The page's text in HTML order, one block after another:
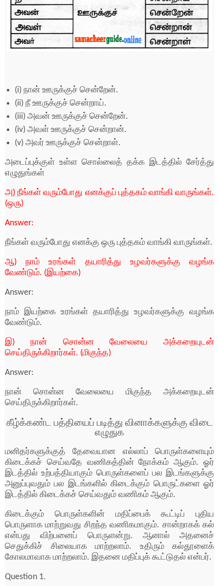
(i) நான் ஊருக்குச் சென்றேன்.
(ii) நீ ஊருக்குச் சென்றாய்.
(iii) அவன் ஊருக்குச் சென்றேன்.
(iv) அவள் ஊருக்குச் சென்றான்.
(v) அவர் ஊருக்குச் சென்றாள்.
அடைப்புக்குள் உள்ள சொல்லைத் தக்க இடத்தில் சேர்த்து
எழுதுங்கள்
அ) நீங்கள் வரும்போது எனக்குப் புத்தகம் வாங்கி வாருங்கள்.
(ஒரு)
Answer:
நீங்கள் வரும்போது எனக்கு ஒரு புத்தகம் வாங்கி வாருங்கள்.
ஆ) நாம் உரங்கள் தயாரித்து உழவர்களுக்கு வழங்க
வேண்டும். (இயற்கை)
Answer:
நாம் இயற்கை உரங்கள் தயாரித்து உழவர்களுக்கு வழங்க
வேண்டும்.
இ) நான் சொன்ன வேலையை அக்கறையுடன்
செய்திருக்கிறார்கள். (மிகுந்த)
Answer:
நான் சொன்ன வேலையை மிகுந்த அக்கறையுடன்
செய்திருக்கிறார்கள்.
கீழ்க்கண்ட பத்தியைப் படித்து வினாக்களுக்கு விடை
எழுதுக
மனிதர்களுக்குத் தேவையான எல்லாப் பொருள்களையும்
கிடைக்கச் செய்வதே வணிகத்தின் நோக்கம் ஆகும். ஓர்
இடத்தில் உற்பத்தியாகும் பொருள்களைப் பல இடங்களுக்கு
அனுப்புவதும் பல இடங்களில் கிடைக்கும் பொருட்களை ஓர்
இடத்தில் கிடைக்கச் செய்வதும் வணிகம் ஆகும்.
கிடைக்கும் பொருள்களின் மதிப்பைக் கூட்டிப் புதிய
பொருளாக மாற்றுவது சிறந்த வணிகமாகும். சான்றாகக் கல்
என்பது விற்பனைப் பொருளன்று. ஆனால் அதனைச்
செதுக்கிச் சிலையாக மாற்றலாம். உதிரும் கல்தூளைக்
கோலமாவாக மாற்றலாம். இதனை மதிப்புக் கூட்டுதல் என்பர்.
Question 1.